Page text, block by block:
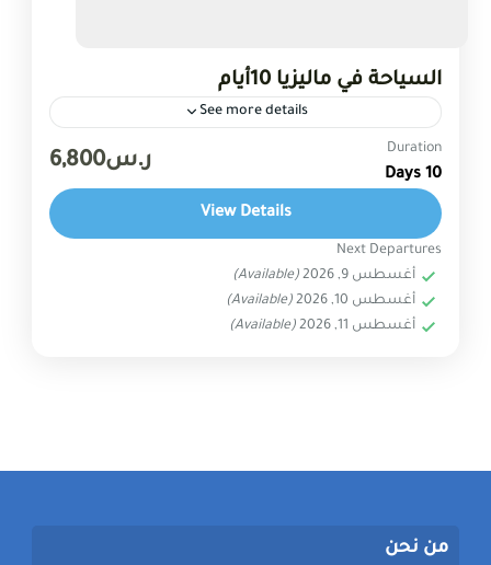
السياحة في ماليزيا 10أيام
See more details
الاماكن السياحية في ماليزيا جزر ماليزيا
سياحة ماليزيا شهر عسل ماليزيا عروض سياحية
السياحية في البلاد، بما في ذلك سيلانجور وبينانج
ولنكاوي وكوالالمبور. جدول السياحة في ماليزيا :
Duration
10 Days
ر.س6,800
View Details
Next Departures
أغسطس 9, 2026
(Available)
أغسطس 10, 2026
(Available)
أغسطس 11, 2026
(Available)
من نحن